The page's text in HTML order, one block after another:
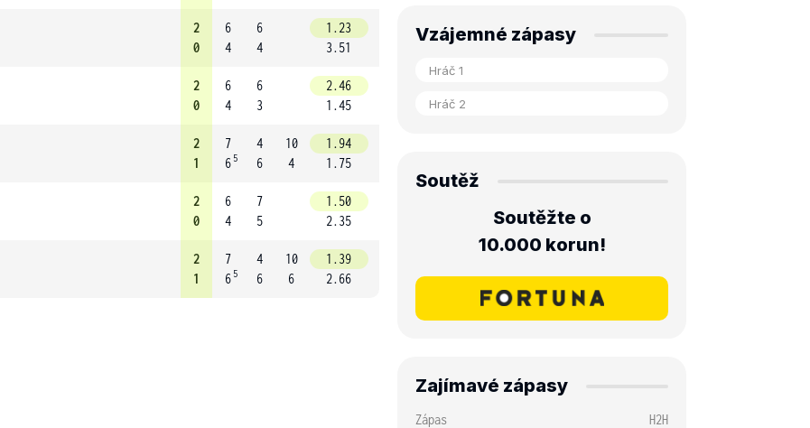
2
0
6
4
6
4
1.23
3.51
2
0
6
4
6
3
2.46
1.45
2
1
7
6 5
4
6
10
4
1.94
1.75
2
0
6
4
7
5
1.50
2.35
2
1
7
6 5
4
6
10
6
1.39
2.66
Vzájemné zápasy
Soutěž
Soutěžte o
10.000 korun!
Zajímavé zápasy
Zápas
H2H